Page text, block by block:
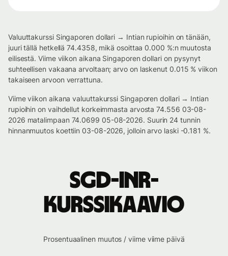
Valuuttakurssi Singaporen dollari → Intian rupioihin on tänään,
juuri tällä hetkellä 74.4358, mikä osoittaa 0.000 %:n muutosta
eilisestä. Viime viikon aikana Singaporen dollari on pysynyt
suhteellisen vakaana arvoltaan; arvo on laskenut 0.015 % viikon
takaiseen arvoon verrattuna.
Viime viikon aikana valuuttakurssi Singaporen dollari → Intian
rupioihin on vaihdellut korkeimmasta arvosta 74.556 03-08-
2026 matalimpaan 74.0699 05-08-2026. Suurin 24 tunnin
hinnanmuutos koettiin 03-08-2026, jolloin arvo laski -0.181 %.
SGD-INR-
kurssikaavio
Prosentuaalinen muutos / viime viime päivä